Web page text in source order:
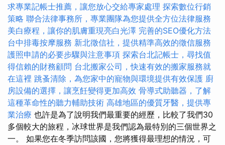
求專業記帳士推薦，讓您放心交給專家處理 探索數位行銷
策略 聯合法律事務所，專業團隊為您提供全方位法律服務
美白療程，讓你的肌膚重現亮白光澤 完善的SEO優化方法
台中排毒按摩服務 新北徵信社，提供精準高效的徵信服務
護照申請的必要步驟與注意事項 探索台北記帳士，尋找值
得信賴的財務顧問 台北搬家公司，快速有效的搬家服務就
在這裡 跳蚤清除，為您家中的寵物與環境提供有效保護 廚
房設備的選擇，讓烹飪變得更加高效 骨導式助聽器，了解
這種革命性的聽力輔助技術 高雄地區的優質牙醫，提供專
業治療 也許是為了說明我們最重要的經歷，比較了我們30
多個較大的旅程，冰球世界是我們認為最特別的三個世界之
一。 如果您在冬季訪問該國，您將獲得最理想的情況，可